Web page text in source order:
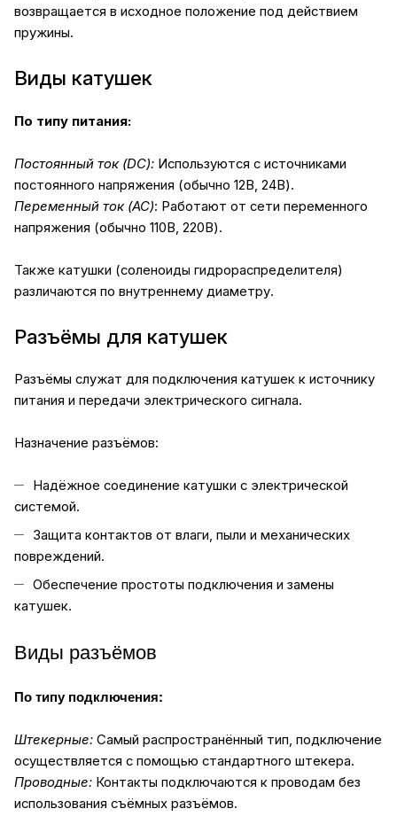
возвращается в исходное положение под действием
пружины.
Виды катушек
По типу питания:
Постоянный ток (DC): Используются с источниками
постоянного напряжения (обычно 12В, 24В).
Переменный ток (AC): Работают от сети переменного
напряжения (обычно 110В, 220В).
Также катушки (соленоиды гидрораспределителя)
различаются по внутреннему диаметру.
Разъёмы для катушек
Разъёмы служат для подключения катушек к источнику
питания и передачи электрического сигнала.
Назначение разъёмов:
Надёжное соединение катушки с электрической
системой.
Защита контактов от влаги, пыли и механических
повреждений.
Обеспечение простоты подключения и замены
катушек.
Виды разъёмов
По типу подключения:
Штекерные: Самый распространённый тип, подключение
осуществляется с помощью стандартного штекера.
Проводные: Контакты подключаются к проводам без
использования съёмных разъёмов.